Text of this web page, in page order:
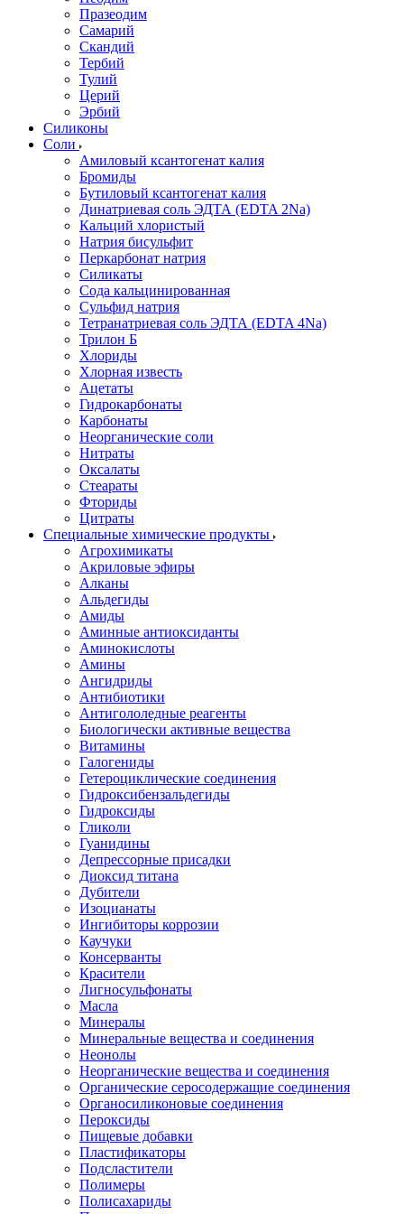
Празеодим
Самарий
Скандий
Тербий
Тулий
Церий
Эрбий
Силиконы
Соли
Амиловый ксантогенат калия
Бромиды
Бутиловый ксантогенат калия
Динатриевая соль ЭДТА (EDTA 2Na)
Кальций хлористый
Натрия бисульфит
Перкарбонат натрия
Силикаты
Сода кальцинированная
Сульфид натрия
Тетранатриевая соль ЭДТА (EDTA 4Na)
Трилон Б
Хлориды
Хлорная известь
Ацетаты
Гидрокарбонаты
Карбонаты
Неорганические соли
Нитраты
Оксалаты
Стеараты
Фториды
Цитраты
Специальные химические продукты
Агрохимикаты
Акриловые эфиры
Алканы
Альдегиды
Амиды
Аминные антиоксиданты
Аминокислоты
Амины
Ангидриды
Антибиотики
Антигололедные реагенты
Биологически активные вещества
Витамины
Галогениды
Гетероциклические соединения
Гидроксибензальдегиды
Гидроксиды
Гликоли
Гуанидины
Депрессорные присадки
Диоксид титана
Дубители
Изоцианаты
Ингибиторы коррозии
Каучуки
Консерванты
Красители
Лигносульфонаты
Масла
Минералы
Минеральные вещества и соединения
Неонолы
Неорганические вещества и соединения
Органические серосодержащие соединения
Органосиликоновые соединения
Пероксиды
Пищевые добавки
Пластификаторы
Подсластители
Полимеры
Полисахариды